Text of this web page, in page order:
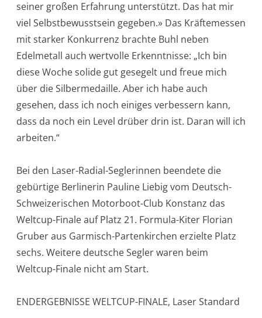
seiner großen Erfahrung unterstützt. Das hat mir
viel Selbstbewusstsein gegeben.» Das Kräftemessen
mit starker Konkurrenz brachte Buhl neben
Edelmetall auch wertvolle Erkenntnisse: „Ich bin
diese Woche solide gut gesegelt und freue mich
über die Silbermedaille. Aber ich habe auch
gesehen, dass ich noch einiges verbessern kann,
dass da noch ein Level drüber drin ist. Daran will ich
arbeiten.“
Bei den Laser-Radial-Seglerinnen beendete die
gebürtige Berlinerin Pauline Liebig vom Deutsch-
Schweizerischen Motorboot-Club Konstanz das
Weltcup-Finale auf Platz 21. Formula-Kiter Florian
Gruber aus Garmisch-Partenkirchen erzielte Platz
sechs. Weitere deutsche Segler waren beim
Weltcup-Finale nicht am Start.
ENDERGEBNISSE WELTCUP-FINALE, Laser Standard